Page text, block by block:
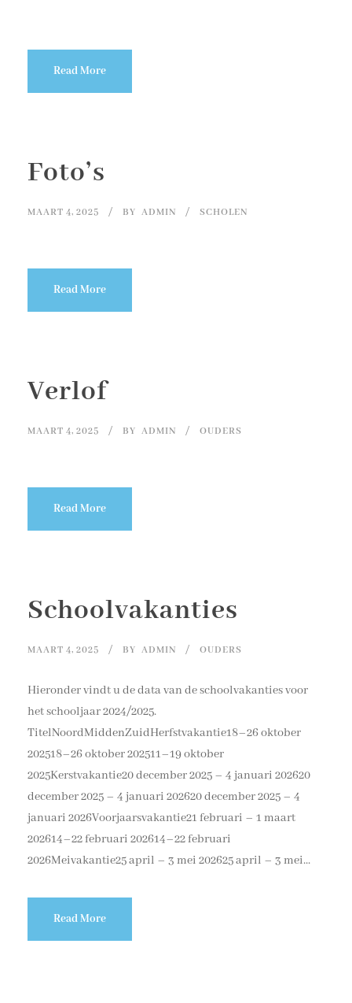
Read More
Foto’s
MAART 4, 2025 BY ADMIN SCHOLEN
Read More
Verlof
MAART 4, 2025 BY ADMIN OUDERS
Read More
Schoolvakanties
MAART 4, 2025 BY ADMIN OUDERS
Hieronder vindt u de data van de schoolvakanties voor
het schooljaar 2024/2025.
TitelNoordMiddenZuidHerfstvakantie18–26 oktober
202518–26 oktober 202511–19 oktober
2025Kerstvakantie20 december 2025 – 4 januari 202620
december 2025 – 4 januari 202620 december 2025 – 4
januari 2026Voorjaarsvakantie21 februari – 1 maart
202614–22 februari 202614–22 februari
2026Meivakantie25 april – 3 mei 202625 april – 3 mei...
Read More